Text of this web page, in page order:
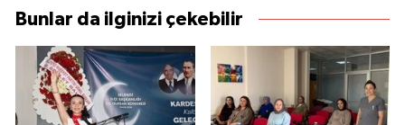
Bunlar da ilginizi çekebilir